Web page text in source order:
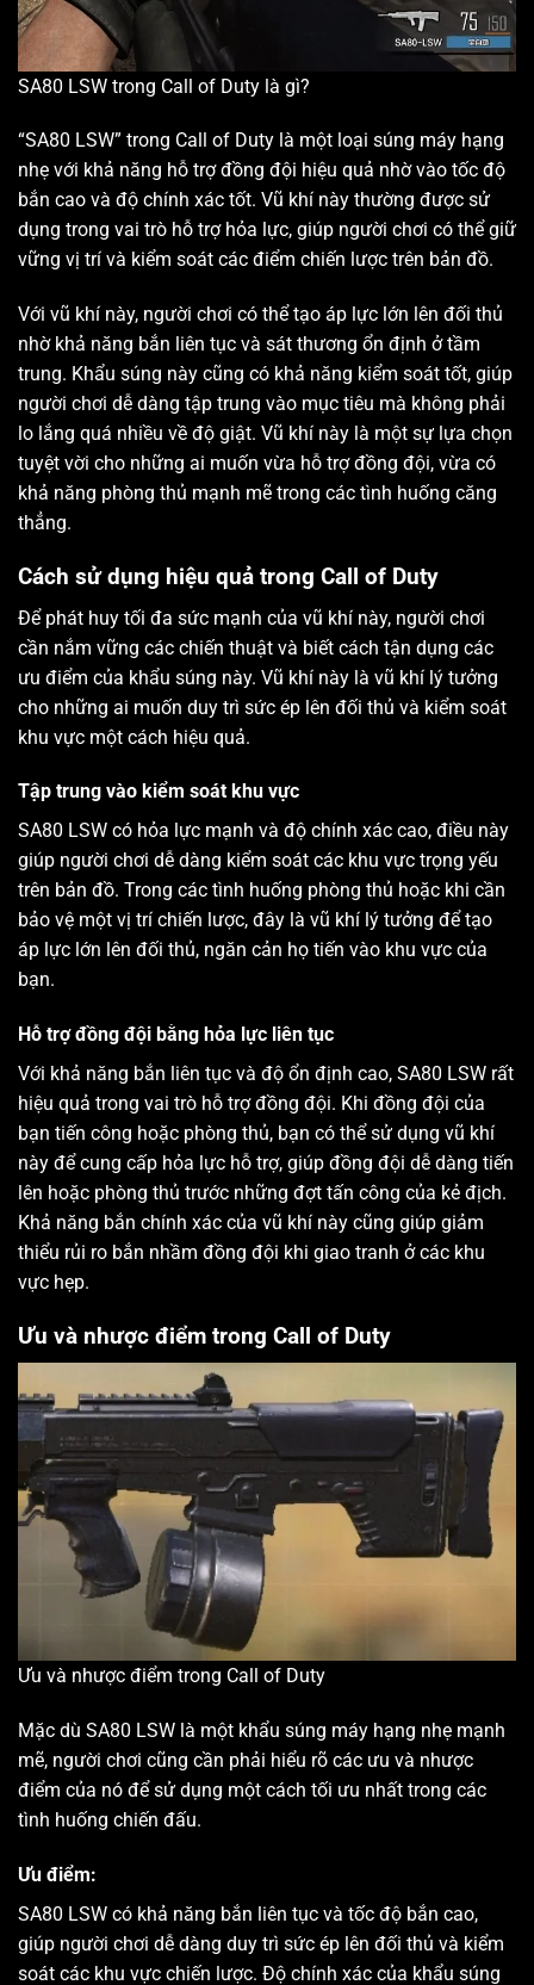
SA80 LSW trong Call of Duty là gì?
“SA80 LSW” trong Call of Duty là một loại súng máy hạng
nhẹ với khả năng hỗ trợ đồng đội hiệu quả nhờ vào tốc độ
bắn cao và độ chính xác tốt. Vũ khí này thường được sử
dụng trong vai trò hỗ trợ hỏa lực, giúp người chơi có thể giữ
vững vị trí và kiểm soát các điểm chiến lược trên bản đồ.
Với vũ khí này, người chơi có thể tạo áp lực lớn lên đối thủ
nhờ khả năng bắn liên tục và sát thương ổn định ở tầm
trung. Khẩu súng này cũng có khả năng kiểm soát tốt, giúp
người chơi dễ dàng tập trung vào mục tiêu mà không phải
lo lắng quá nhiều về độ giật. Vũ khí này là một sự lựa chọn
tuyệt vời cho những ai muốn vừa hỗ trợ đồng đội, vừa có
khả năng phòng thủ mạnh mẽ trong các tình huống căng
thẳng.
Cách sử dụng hiệu quả trong Call of Duty
Để phát huy tối đa sức mạnh của vũ khí này, người chơi
cần nắm vững các chiến thuật và biết cách tận dụng các
ưu điểm của khẩu súng này. Vũ khí này là vũ khí lý tưởng
cho những ai muốn duy trì sức ép lên đối thủ và kiểm soát
khu vực một cách hiệu quả.
Tập trung vào kiểm soát khu vực
SA80 LSW có hỏa lực mạnh và độ chính xác cao, điều này
giúp người chơi dễ dàng kiểm soát các khu vực trọng yếu
trên bản đồ. Trong các tình huống phòng thủ hoặc khi cần
bảo vệ một vị trí chiến lược, đây là vũ khí lý tưởng để tạo
áp lực lớn lên đối thủ, ngăn cản họ tiến vào khu vực của
bạn.
Hỗ trợ đồng đội bằng hỏa lực liên tục
Với khả năng bắn liên tục và độ ổn định cao, SA80 LSW rất
hiệu quả trong vai trò hỗ trợ đồng đội. Khi đồng đội của
bạn tiến công hoặc phòng thủ, bạn có thể sử dụng vũ khí
này để cung cấp hỏa lực hỗ trợ, giúp đồng đội dễ dàng tiến
lên hoặc phòng thủ trước những đợt tấn công của kẻ địch.
Khả năng bắn chính xác của vũ khí này cũng giúp giảm
thiểu rủi ro bắn nhầm đồng đội khi giao tranh ở các khu
vực hẹp.
Ưu và nhược điểm trong Call of Duty
Ưu và nhược điểm trong Call of Duty
Mặc dù SA80 LSW là một khẩu súng máy hạng nhẹ mạnh
mẽ, người chơi cũng cần phải hiểu rõ các ưu và nhược
điểm của nó để sử dụng một cách tối ưu nhất trong các
tình huống chiến đấu.
Ưu điểm:
SA80 LSW có khả năng bắn liên tục và tốc độ bắn cao,
giúp người chơi dễ dàng duy trì sức ép lên đối thủ và kiểm
soát các khu vực chiến lược. Độ chính xác của khẩu súng